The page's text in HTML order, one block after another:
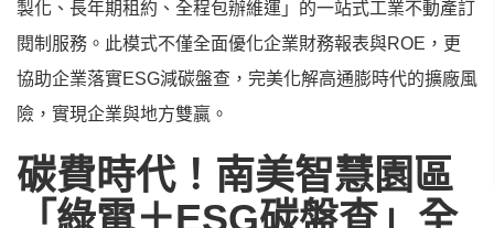
製化、長年期租約、全程包辦維運」的一站式工業不動產訂
閱制服務。此模式不僅全面優化企業財務報表與ROE，更
協助企業落實ESG減碳盤查，完美化解高通膨時代的擴廠風
險，實現企業與地方雙贏。
碳費時代！南美智慧園區
「綠電＋ESG碳盤查」全